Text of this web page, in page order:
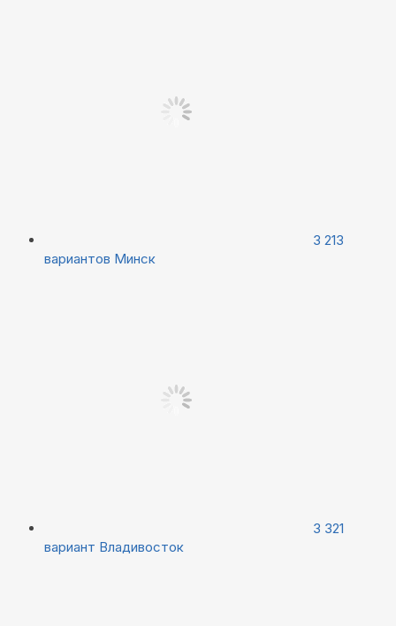
3 213
вариантов Минск
3 321
вариант Владивосток